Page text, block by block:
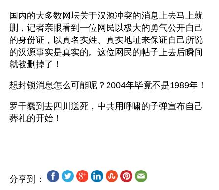
国内的大多数网坛关于汉源冲突的消息上去马上就
删，记者亲眼看到一位网民以极大的勇气公开自己
的身份证，以真名实姓、真实地址来保证自己所说
的汉源事实是真实的。这位网民的帖子上去后瞬间
就被删掉了！
想封锁消息怎么可能呢？2004年毕竟不是1989年！
罗干蠢到去四川送死，中共用呼啸的子弹宣布自己
葬礼的开始！
分享到：